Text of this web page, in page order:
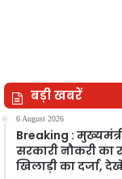
बड़ी खबरें
6 August 2026
Breaking :
सरकारी नौकरी का
खिलाड़ी का दर्जा,